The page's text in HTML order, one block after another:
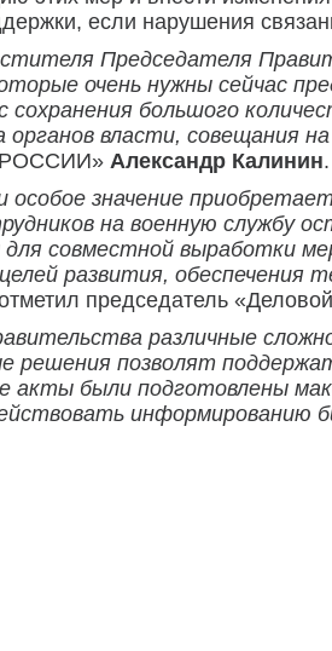
если нарушения
Председателя
очень нужны сейчас
большого
власти, совещания
РОССИИ» Александр Калинин.
значение
на военную службу
совместной выработки
развития,
председатель
различные
позволят
были подготовлены
информированию